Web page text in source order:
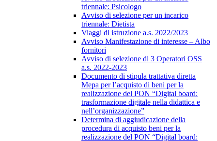
triennale: Psicologo
Avviso di selezione per un incarico
triennale: Dietista
Viaggi di istruzione a.s. 2022/2023
Avviso Manifestazione di interesse – Albo
fornitori
Avviso di selezione di 3 Operatori OSS
a.s. 2022-2023
Documento di stipula trattativa diretta
Mepa per l’acquisto di beni per la
realizzazione del PON “Digital board:
trasformazione digitale nella didattica e
nell’organizzazione”
Determina di aggiudicazione della
procedura di acquisto beni per la
realizzazione del PON “Digital board: